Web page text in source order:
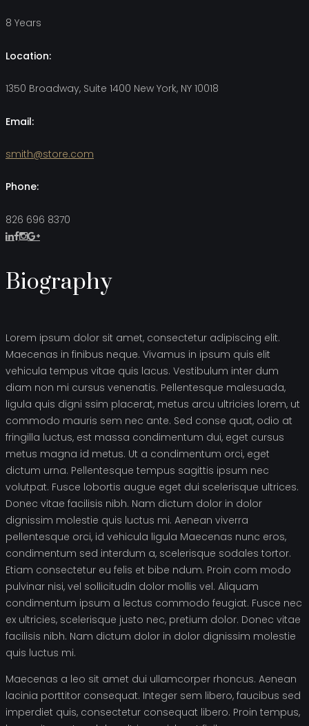
8 Years
Location:
1350 Broadway, Suite 1400 New York, NY 10018
Email:
smith@store.com
Phone:
826 696 8370
Biography
Lorem ipsum dolor sit amet, consectetur adipiscing elit.
Maecenas in finibus neque. Vivamus in ipsum quis elit
vehicula tempus vitae quis lacus. Vestibulum inter dum
diam non mi cursus venenatis. Pellentesque malesuada,
ligula quis digni ssim placerat, metus arcu ultricies lorem, ut
commodo mauris sem nec ante. Sed conse quat, odio at
fringilla luctus, est massa condimentum dui, eget cursus
metus magna id metus. Ut a condimentum orci, eget
dictum urna. Pellentesque tempus sagittis ipsum nec
volutpat. Fusce lobortis augue eget dui scelerisque ultrices.
Donec vitae facilisis nibh. Nam dictum dolor in dolor
dignissim molestie quis luctus mi. Aenean viverra
pellentesque orci, id vehicula ligula Maecenas nunc eros,
condimentum sed interdum a, scelerisque sodales tortor.
Etiam consectetur eu felis et bibe ndum. Proin com modo
pulvinar nisi, vel sollicitudin dolor mollis vel. Aliquam
condimentum ipsum a lectus commodo feugiat. Fusce nec
ex ultricies, scelerisque justo nec, pretium dolor. Donec vitae
facilisis nibh. Nam dictum dolor in dolor dignissim molestie
quis luctus mi.
Maecenas a leo sit amet dui ullamcorper rhoncus. Aenean
lacinia porttitor consequat. Integer sem libero, faucibus sed
imperdiet quis, consectetur consequat libero. Proin tempus,